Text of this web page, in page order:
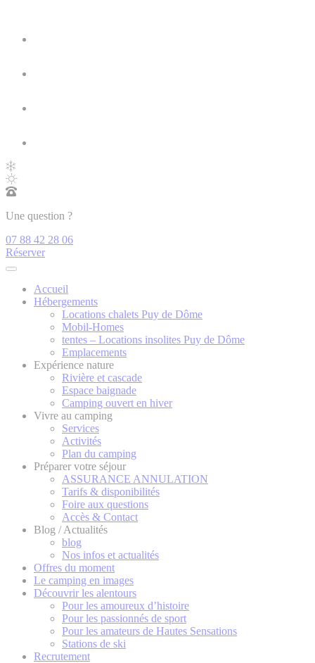
Une question ?
07 88 42 28 06
Réserver
Accueil
Hébergements
Locations chalets Puy de Dôme
Mobil-Homes
tentes – Locations insolites Puy de Dôme
Emplacements
Expérience nature
Rivière et cascade
Espace baignade
Camping ouvert en hiver
Vivre au camping
Services
Activités
Plan du camping
Préparer votre séjour
ASSURANCE ANNULATION
Tarifs & disponibilités
Foire aux questions
Accès & Contact
Blog / Actualités
blog
Nos infos et actualités
Offres du moment
Le camping en images
Découvrir les alentours
Pour les amoureux d’histoire
Pour les passionnés de sport
Pour les amateurs de Hautes Sensations
Stations de ski
Recrutement